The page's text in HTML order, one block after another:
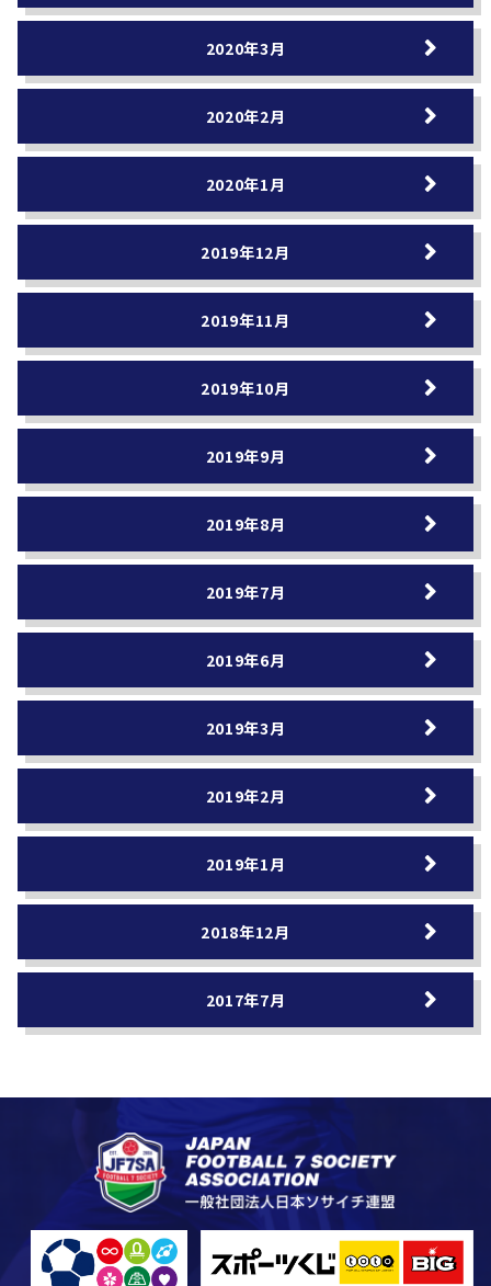
2020年3月
2020年2月
2020年1月
2019年12月
2019年11月
2019年10月
2019年9月
2019年8月
2019年7月
2019年6月
2019年3月
2019年2月
2019年1月
2018年12月
2017年7月